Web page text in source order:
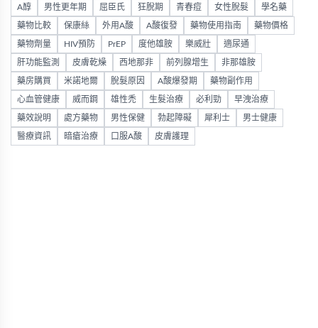
A醇 男性更年期 屈臣氏 狂脫期 青春痘 女性脫髮 學名藥
藥物比較 保康絲 外用A酸 A酸復發 藥物使用指南 藥物價格
藥物劑量 HIV預防 PrEP 度他雄胺 樂威壯 適尿通
肝功能監測 皮膚乾燥 西地那非 前列腺增生 非那雄胺
藥房購買 米諾地爾 脫髮原因 A酸爆發期 藥物副作用
心血管健康 威而鋼 雄性禿 生髮治療 必利勁 早洩治療
藥效說明 處方藥物 男性保健 勃起障礙 犀利士 男士健康
醫療資訊 暗瘡治療 口服A酸 皮膚護理